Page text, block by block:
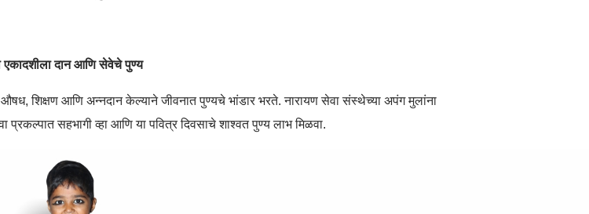
एकादशीला दान आणि सेवेचे पुण्य
शिक्षण आणि अन्नदान केल्याने जीवनात पुण्यचे भांडार भरते. नारायण सेवा संस्थेच्या अपंग मुलांना
प्रकल्पात सहभागी व्हा आणि या पवित्र दिवसाचे शाश्वत पुण्य लाभ मिळवा.